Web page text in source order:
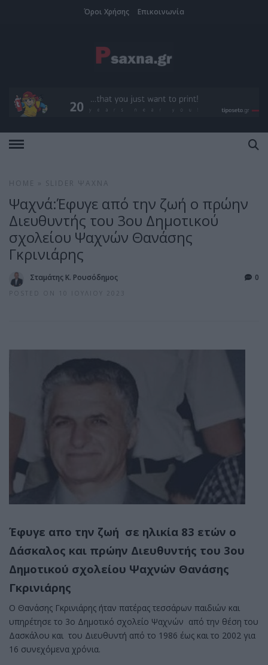
Όροι Χρήσης Επικοινωνία
HOME SLIDER ΨΑΧΝΆ
Ψαχνά:Έφυγε από την ζωή ο πρώην
Διευθυντής του 3ου Δημοτικού
σχολείου Ψαχνών Θανάσης
Γκρινιάρης
Σταμάτης Κ. Ρουσόδημος
POSTED ON 10 ΙΟΥΛΊΟΥ 2023
0
Έφυγε απο την ζωή σε ηλικία 83 ετών ο
Δάσκαλος και πρώην Διευθυντής του 3ου
Δημοτικού σχολείου Ψαχνών Θανάσης
Γκρινιάρης
Ο Θανάσης Γκρινιάρης ήταν πατέρας τεσσάρων παιδιών και
υπηρέτησε το 3ο Δημοτικό σχολείο Ψαχνών από την θέση του
Δασκάλου και του Διευθυντή από το 1986 έως και το 2002 για
16 συνεχόμενα χρόνια.